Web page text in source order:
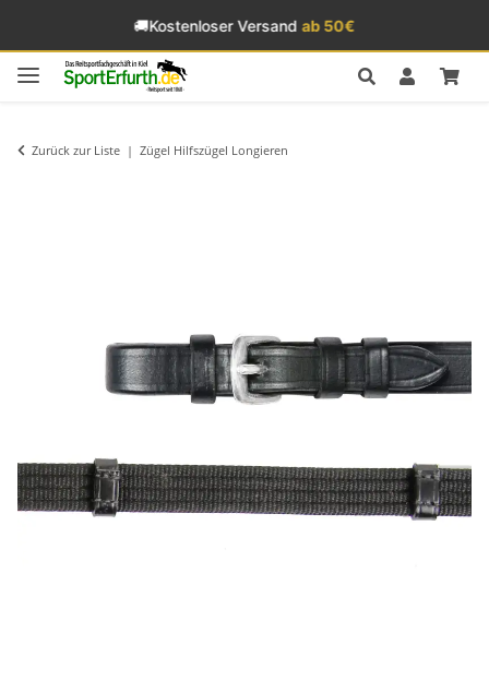
🚚Kostenloser Versandab 50€
Zurück zur Liste Zügel Hilfszügel Longieren